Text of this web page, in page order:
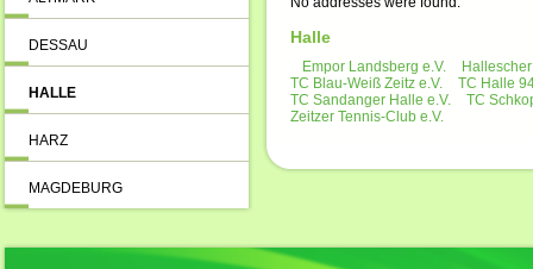
DESSAU
HALLE
HARZ
MAGDEBURG
Halle
Empor Landsberg e.V.
TC Blau-Weiß Zeitz e.V.
TC Halle
TC Sandanger Halle e.V.
TC
Zeitzer Tennis-Club e.V.